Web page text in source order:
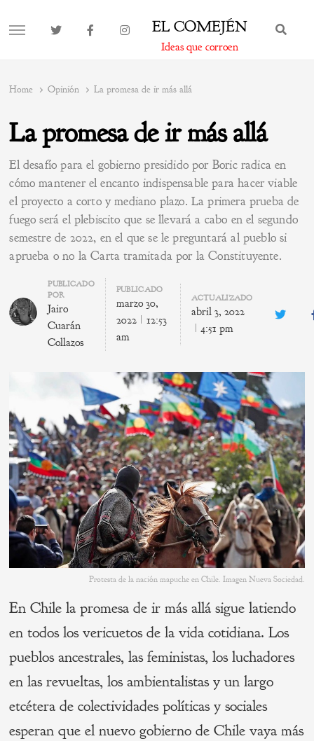
MENU EL COMEJÉN
Ideas que corroen
Home Opinión La promesa de ir más allá
La promesa de ir más allá
El desafío para el gobierno presidido por Boric radica en
cómo mantener el encanto indispensable para hacer viable
el proyecto a corto y mediano plazo. La primera prueba de
fuego será el plebiscito que se llevará a cabo en el segundo
semestre de 2022, en el que se le preguntará al pueblo si
aprueba o no la Carta tramitada por la Constituyente.
Author
PUBLICADO
POR
Jairo
Cuarán
Collazos
PUBLICADO
marzo 30,
2022
12:53
am
ACTUALIZADO
abril 3, 2022
4:51 pm
Twitter
Protesta de la nación mapuche en Chile. Imagen Nueva Sociedad.
En Chile la promesa de ir más allá sigue latiendo
en todos los vericuetos de la vida cotidiana. Los
pueblos ancestrales, las feministas, los luchadores
en las revueltas, los ambientalistas y un largo
etcétera de colectividades políticas y sociales
esperan que el nuevo gobierno de Chile vaya más